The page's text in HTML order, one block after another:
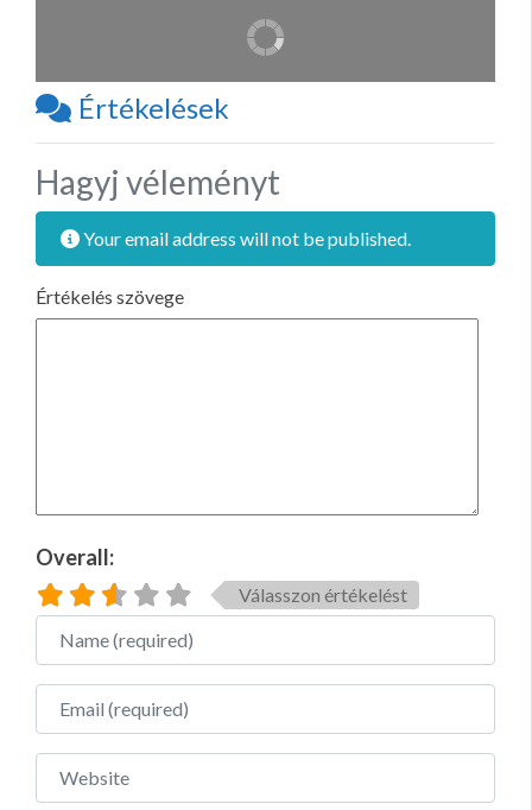
Értékelések
Hagyj véleményt
Your email address will not be published.
Értékelés szövege
Overall:
Válasszon értékelést
Name
Email
Website